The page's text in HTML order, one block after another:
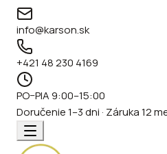
info@karson.sk
+421 48 230 4169
PO–PIA 9:00–15:00
Doručenie 1–3 dni · Záruka 12